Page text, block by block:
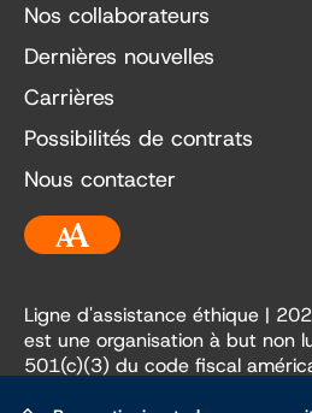
Nos collaborateurs
Dernières nouvelles
Carrières
Possibilités de contrats
Nous contacter
Ligne d'assistance éthique |
est une organisation à but non
501(c)(3) du code fiscal